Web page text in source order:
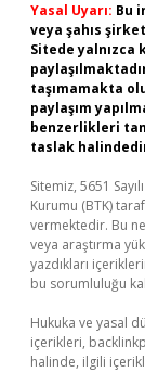
Yasal Uyarı: Bu
veya şahıs
Sitede yalnızca
taşımamakta
paylaşım
benzerlikleri
taslak
Sitemiz, 5651
Kurumu (BTK)
vermektedir. Bu
veya araştırma
yazdıkları
bu sorumluluğu
Hukuka ve yasal
içerikleri,
halinde, ilgili